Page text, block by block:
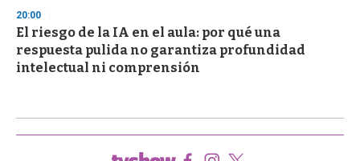
20:00
El riesgo de la IA en el aula: por qué una
respuesta pulida no garantiza profundidad
intelectual ni comprensión